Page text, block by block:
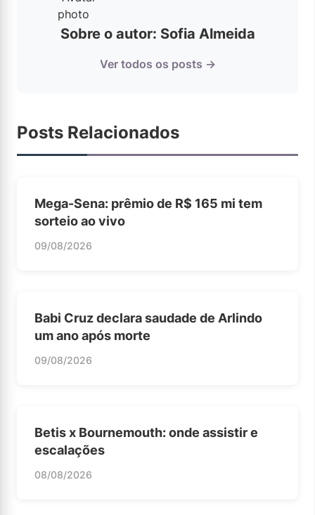
Sobre o autor: Sofia Almeida
Ver todos os posts →
Posts Relacionados
Mega-Sena: prêmio de R$ 165 mi tem
sorteio ao vivo
09/08/2026
Babi Cruz declara saudade de Arlindo
um ano após morte
09/08/2026
Betis x Bournemouth: onde assistir e
escalações
08/08/2026